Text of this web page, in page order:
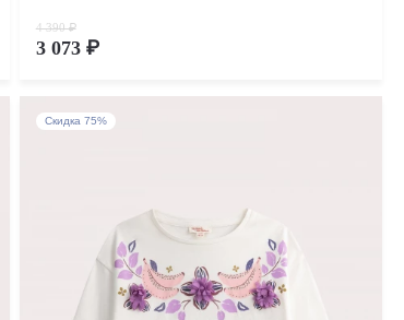
4 390 ₽
3 073 ₽
Скидка 75%